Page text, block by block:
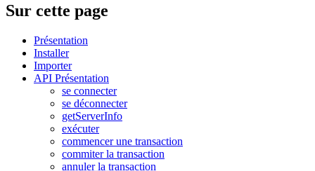
Sur cette page
Présentation
Installer
Importer
API Présentation
se connecter
se déconnecter
getServerInfo
exécuter
commencer une transaction
commiter la transaction
annuler la transaction